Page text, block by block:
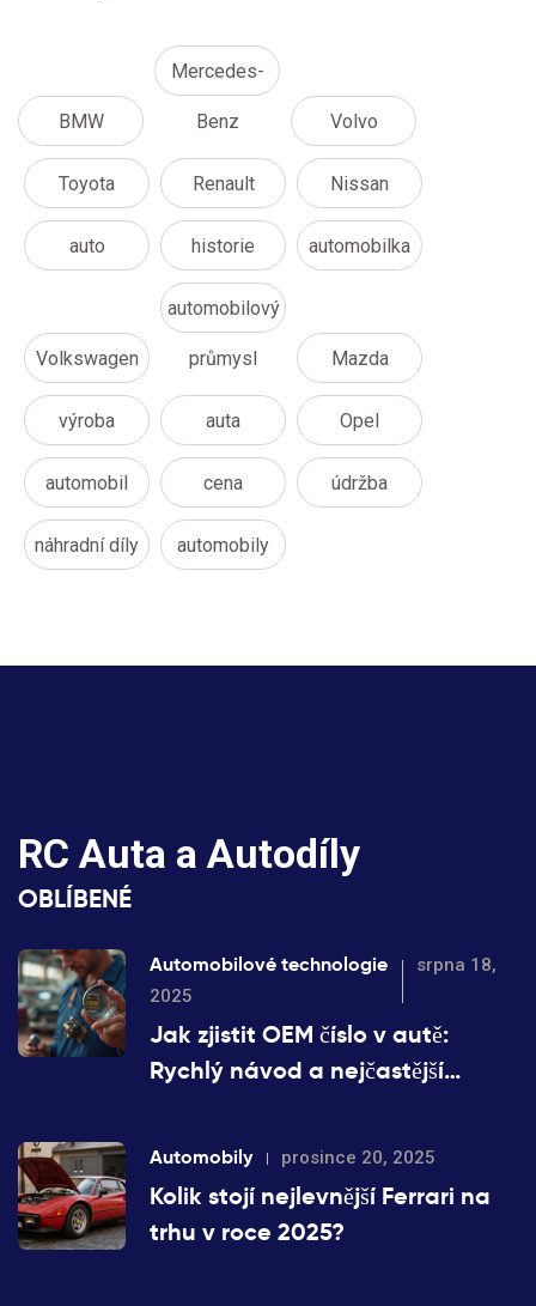
BMW
Mercedes-
Benz Volvo
Toyota Renault Nissan
auto historie automobilka
Volkswagen
automobilový
průmysl Mazda
výroba auta Opel
automobil cena údržba
náhradní díly automobily
RC Auta a Autodíly
OBLÍBENÉ
Automobilové technologie
srpna 18,
2025
Jak zjistit OEM číslo v autě:
Rychlý návod a nejčastější
Automobily prosince 20, 2025
Kolik stojí nejlevnější Ferrari na
trhu v roce 2025?